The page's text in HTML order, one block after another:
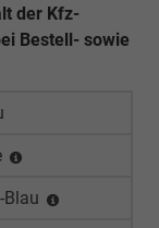
der Kfz-
Bestell- sowie
Blau